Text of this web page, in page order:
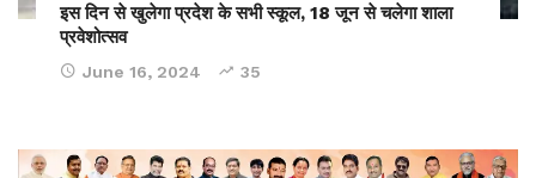
इस दिन से खुलेगा प्रदेश के सभी स्कूल, 18 जून से चलेगा शाला
प्रवेशोत्सव
June 16, 2024 35